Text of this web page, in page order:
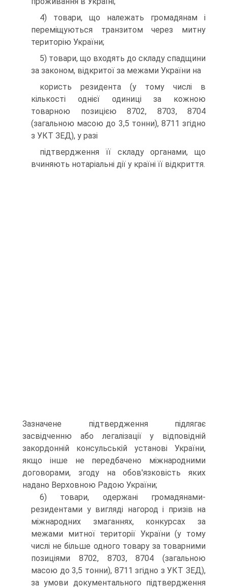
4) товари, що належать громадянам і
переміщуються транзитом через митну
територію України;
5) товари, що входять до складу спадщини
за законом, відкритої за межами України на
користь резидента (у тому числі в
кількості однієї одиниці за кожною
товарною позицією 8702, 8703, 8704
(загальною масою до 3,5 тонни), 8711 згідно
з УКТ ЗЕД), у разі
підтвердження її складу органами, що
вчиняють нотаріальні дії у країні її відкриття.
Зазначене підтвердження підлягає
засвідченню або легалізації у відповідній
закордонній консульській установі України,
якщо інше не передбачено міжнародними
договорами, згоду на обов'язковість яких
надано Верховною Радою України;
6) товари, одержані громадянами-
резидентами у вигляді нагород і призів на
міжнародних змаганнях, конкурсах за
межами митної території України (у тому
числі не більше одного товару за товарними
позиціями 8702, 8703, 8704 (загальною
масою до 3,5 тонни), 8711 згідно з УКТ ЗЕД),
за умови документального підтвердження